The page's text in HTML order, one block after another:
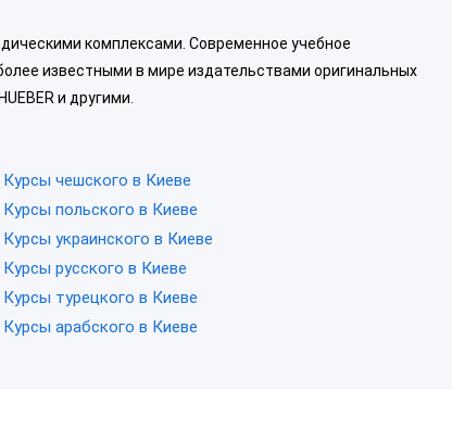
комплексами. Современное учебное
известными в мире издательствами оригинальных
и другими.
Курсы чешского в Киеве
Курсы польского в Киеве
Курсы украинского в Киеве
Курсы русского в Киеве
Курсы турецкого в Киеве
Курсы арабского в Киеве